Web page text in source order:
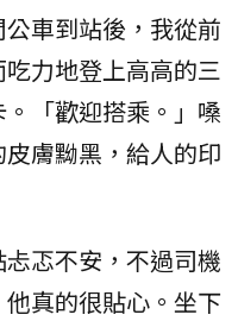
車到站後，我從前
力地登上高高的三
「歡迎搭乘。」嗓
膚黝黑，給人的印
忑不安，不過司機
真的很貼心。坐下